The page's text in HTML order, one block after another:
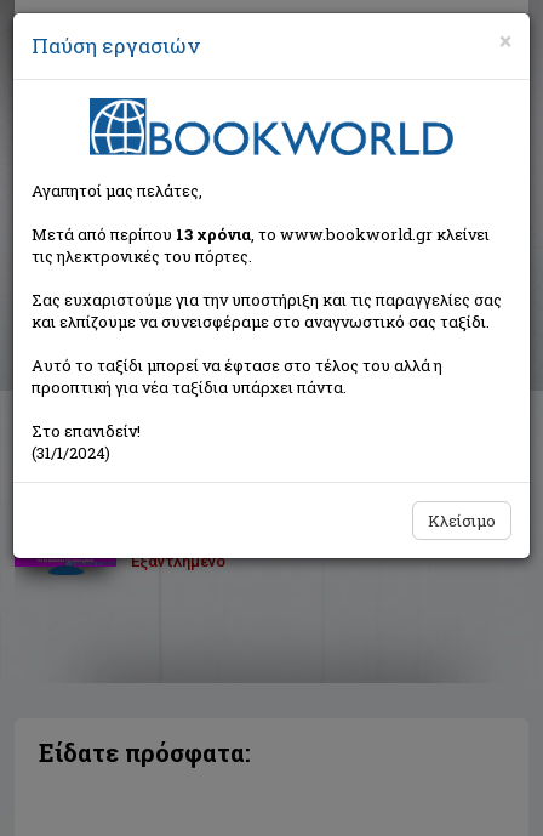
Αναζήτηση
Αποτελέσματα αναζήτησης
Συγγραφέας: Τσαμανδούρας Γρηγόρης (1 βιβλία)
Ταξινόμηση ανά:
Το παιχνίδι του πολλαπλασιασμού
Εξαντλημένο
Είδατε πρόσφατα:
×
Παύση εργασιών
Αγαπητοί μας πελάτες,
Μετά από περίπου 13 χρόνια, το www.bookworld.gr κλείνει
τις ηλεκτρονικές του πόρτες.
Σας ευχαριστούμε για την υποστήριξη και τις παραγγελίες σας
και ελπίζουμε να συνεισφέραμε στο αναγνωστικό σας ταξίδι.
Αυτό το ταξίδι μπορεί να έφτασε στο τέλος του αλλά η
προοπτική για νέα ταξίδια υπάρχει πάντα.
Στο επανιδείν!
(31/1/2024)
Κλείσιμο